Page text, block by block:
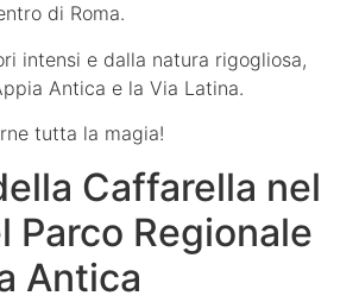
di Roma.
intensi e dalla natura rigogliosa,
Antica e la Via Latina.
tutta la magia!
Caffarella nel
Parco Regionale
Antica